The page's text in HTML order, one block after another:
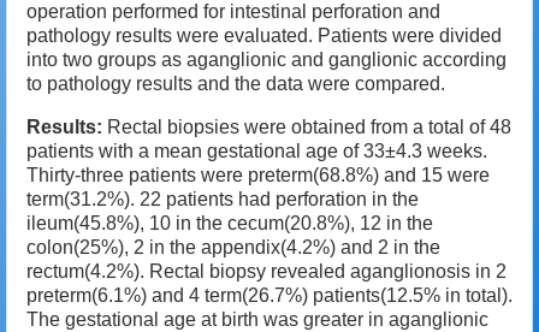
operation performed for intestinal perforation and
pathology results were evaluated. Patients were divided
into two groups as aganglionic and ganglionic according
to pathology results and the data were compared.
Results: Rectal biopsies were obtained from a total of 48
patients with a mean gestational age of 33±4.3 weeks.
Thirty-three patients were preterm(68.8%) and 15 were
term(31.2%). 22 patients had perforation in the
ileum(45.8%), 10 in the cecum(20.8%), 12 in the
colon(25%), 2 in the appendix(4.2%) and 2 in the
rectum(4.2%). Rectal biopsy revealed aganglionosis in 2
preterm(6.1%) and 4 term(26.7%) patients(12.5% in total).
The gestational age at birth was greater in aganglionic